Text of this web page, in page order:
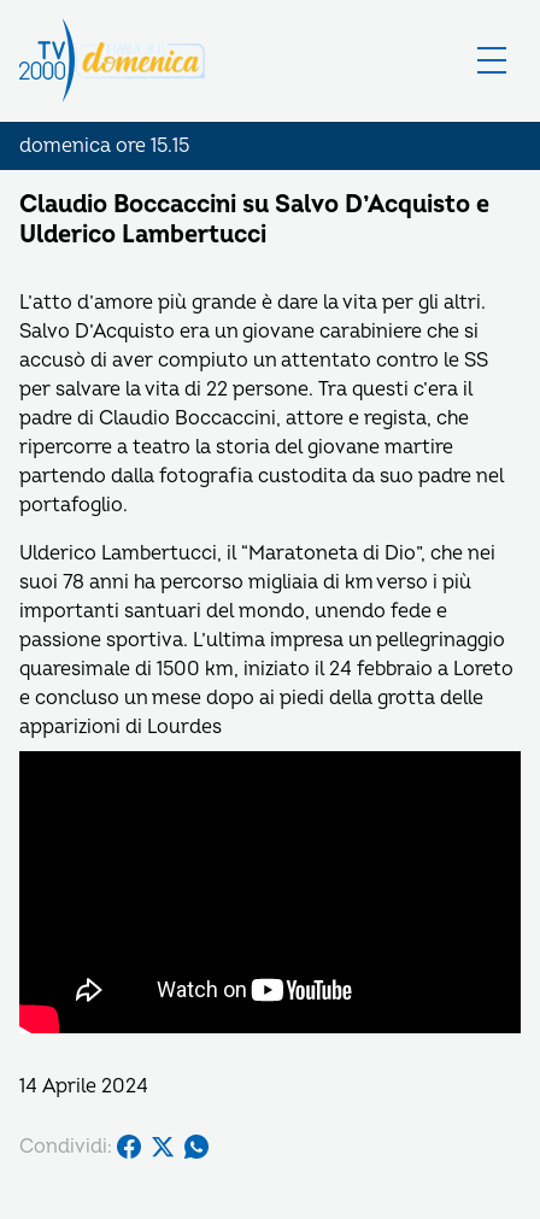
domenica ore 15.15
Claudio Boccaccini su Salvo D’Acquisto e
Ulderico Lambertucci
L’atto d’amore più grande è dare la vita per gli altri.
Salvo D’Acquisto era un giovane carabiniere che si
accusò di aver compiuto un attentato contro le SS
per salvare la vita di 22 persone. Tra questi c’era il
padre di Claudio Boccaccini, attore e regista, che
ripercorre a teatro la storia del giovane martire
partendo dalla fotografia custodita da suo padre nel
portafoglio.
Ulderico Lambertucci, il “Maratoneta di Dio”, che nei
suoi 78 anni ha percorso migliaia di km verso i più
importanti santuari del mondo, unendo fede e
passione sportiva. L’ultima impresa un pellegrinaggio
quaresimale di 1500 km, iniziato il 24 febbraio a Loreto
e concluso un mese dopo ai piedi della grotta delle
apparizioni di Lourdes
14 Aprile 2024
Condividi: